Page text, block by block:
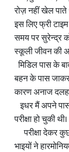
रोज़ नहीं खेल पाते
इस लिए फ्री
समय पर सुरेन्द्र
स्कूली जीवन की
मिडिल पास के
बहन के पास
कारण अनाज दलहन
इधर मैं अपने
परीक्षा हो चुकी थी।
परीक्षा देकर
भाइयों ने